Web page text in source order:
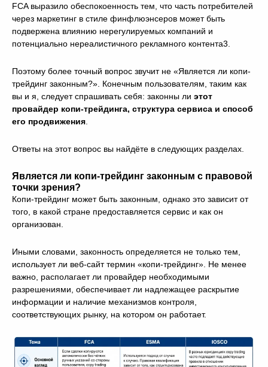
FCA выразило обеспокоенность тем, что часть потребителей
через маркетинг в стиле финфлюэнсеров может быть
подвержена влиянию нерегулируемых компаний и
потенциально нереалистичного рекламного контента3.
Поэтому более точный вопрос звучит не «Является ли копи-
трейдинг законным?». Конечным пользователям, таким как
вы и я, следует спрашивать себя: законны ли этот
провайдер копи-трейдинга, структура сервиса и способ
его продвижения
Ответы на этот вопрос вы найдёте в следующих разделах.
Является ли копи-трейдинг законным с правовой
точки зрения?
Копи-трейдинг может быть законным, однако это зависит от
того, в какой стране предоставляется сервис и как он
организован.
Иными словами, законность определяется не только тем,
использует ли веб-сайт термин «копи-трейдинг». Не менее
важно, располагает ли провайдер необходимыми
разрешениями, обеспечивает ли надлежащее раскрытие
информации и наличие механизмов контроля,
соответствующих рынку, на котором он работает.